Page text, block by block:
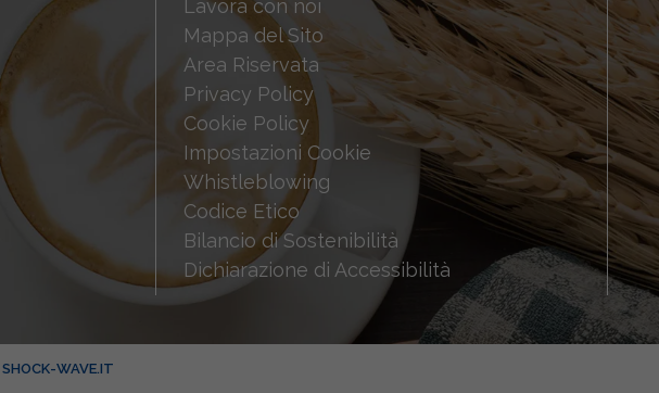
Lavora con noi
Mappa del Sito
Area Riservata
Privacy Policy
Cookie Policy
Impostazioni Cookie
Whistleblowing
Codice Etico
Bilancio di Sostenibilità
Dichiarazione di Accessibilità
SHOCK-WAVE.IT